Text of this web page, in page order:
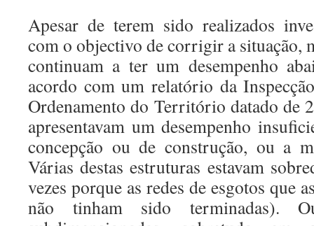
Apesar de terem sido realizados
com o objectivo de corrigir a situação,
continuam a ter um desempenho
acordo com um relatório da
Ordenamento do Território datado de
apresentavam um desempenho
concepção ou de construção, ou a
Várias destas estruturas estavam
vezes porque as redes de esgotos que
não tinham sido terminadas).